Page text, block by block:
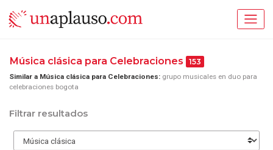
Música clásica para Celebraciones 153
Similar a Música clásica para Celebraciones: grupo musicales en duo para
celebraciones bogota
Filtrar resultados